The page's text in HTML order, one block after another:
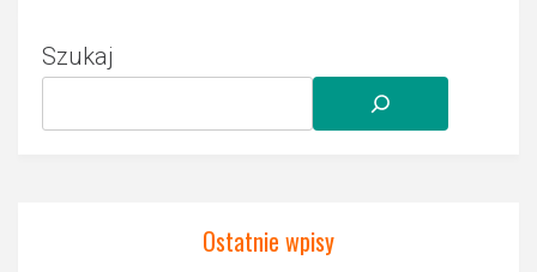
Szukaj
Ostatnie wpisy